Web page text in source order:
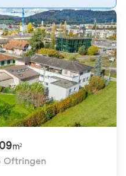
m²
Oftringen